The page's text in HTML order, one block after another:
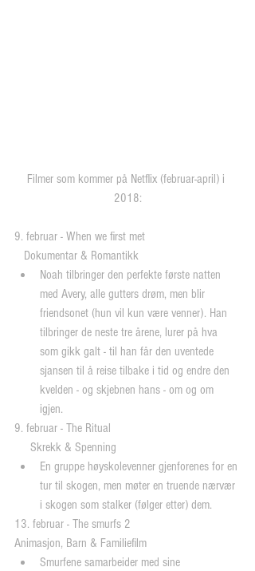
Filmer som kommer på Netflix (februar-april) i
2018:
9. februar - When we first met
   Dokumentar & Romantikk
Noah tilbringer den perfekte første natten
med Avery, alle gutters drøm, men blir
friendsonet (hun vil kun være venner). Han
tilbringer de neste tre årene, lurer på hva
som gikk galt - til han får den uventede
sjansen til å reise tilbake i tid og endre den
kvelden - og skjebnen hans - om og om
igjen.
9. februar - The Ritual
     Skrekk & Spenning
En gruppe høyskolevenner gjenforenes for en
tur til skogen, men møter en truende nærvær
i skogen som stalker (følger etter) dem.
13. februar - The smurfs 2
Animasjon, Barn & Familiefilm
Smurfene samarbeider med sine